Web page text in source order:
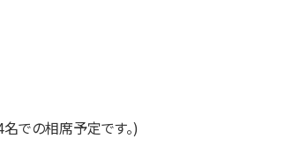
での相席予定です。)